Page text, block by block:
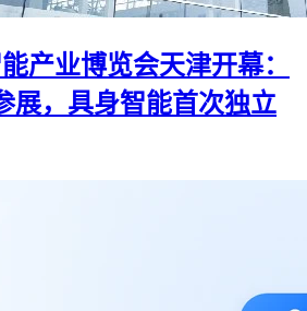
产业博览会天津开幕：
展，具身智能首次独立